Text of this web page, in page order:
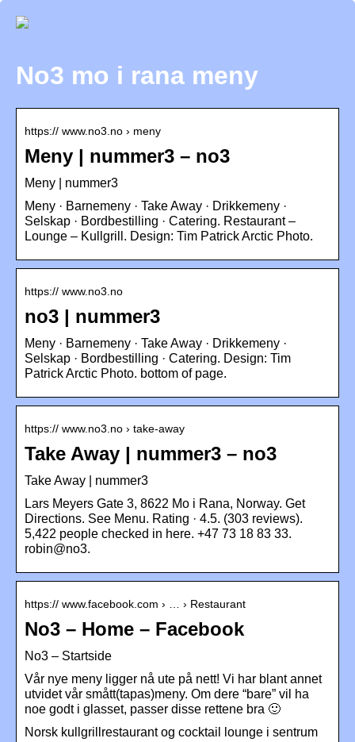
No3 mo i rana meny
https:// www.no3.no › meny
Meny | nummer3 – no3
Meny | nummer3
Meny · Barnemeny · Take Away · Drikkemeny ·
Selskap · Bordbestilling · Catering. Restaurant –
Lounge – Kullgrill. Design: Tim Patrick Arctic Photo.
https:// www.no3.no
no3 | nummer3
Meny · Barnemeny · Take Away · Drikkemeny ·
Selskap · Bordbestilling · Catering. Design: Tim
Patrick Arctic Photo. bottom of page.
https:// www.no3.no › take-away
Take Away | nummer3 – no3
Take Away | nummer3
Lars Meyers Gate 3, 8622 Mo i Rana, Norway. Get
Directions. See Menu. Rating · 4.5. (303 reviews).
5,422 people checked in here. +47 73 18 83 33.
robin@no3.
https:// www.facebook.com › … › Restaurant
No3 – Home – Facebook
No3 – Startside
Vår nye meny ligger nå ute på nett! Vi har blant annet
utvidet vår smått(tapas)meny. Om dere “bare” vil ha
noe godt i glasset, passer disse rettene bra 🙂
Norsk kullgrillrestaurant og cocktail lounge i sentrum